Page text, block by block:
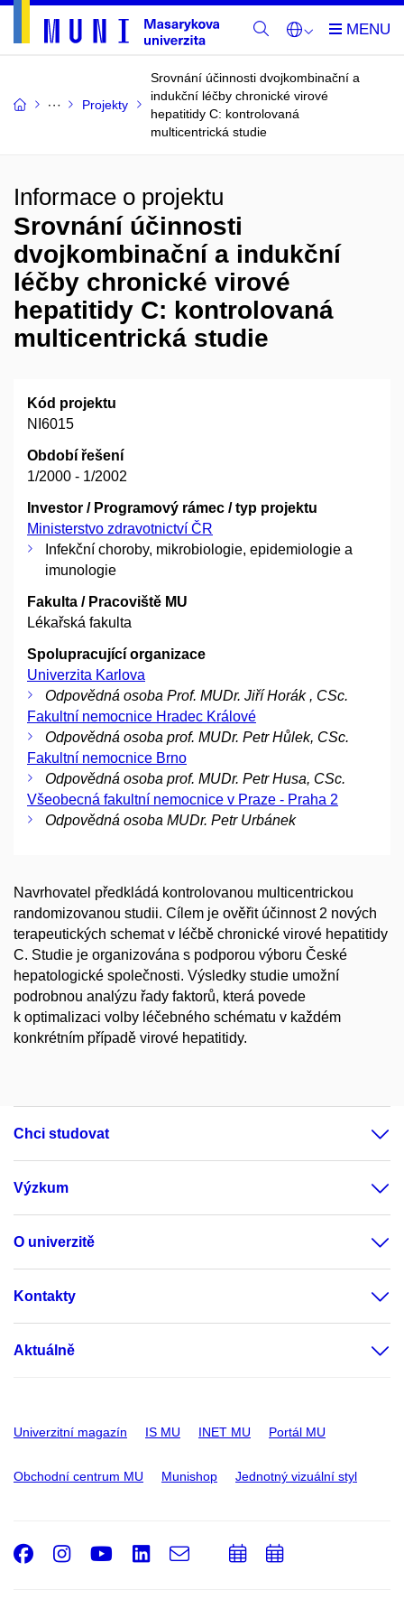
Projekty
Srovnání účinnosti dvojkombinační a
indukční léčby chronické virové
hepatitidy C: kontrolovaná
multicentrická studie
Informace o projektu
Srovnání účinnosti
dvojkombinační a indukční
léčby chronické virové
hepatitidy C: kontrolovaná
multicentrická studie
Kód projektu
NI6015
Období řešení
1/2000 - 1/2002
Investor / Programový rámec / typ projektu
Ministerstvo zdravotnictví ČR
Infekční choroby, mikrobiologie, epidemiologie a
imunologie
Fakulta / Pracoviště MU
Lékařská fakulta
Spolupracující organizace
Univerzita Karlova
Odpovědná osoba Prof. MUDr. Jiří Horák , CSc.
Fakultní nemocnice Hradec Králové
Odpovědná osoba prof. MUDr. Petr Hůlek, CSc.
Fakultní nemocnice Brno
Odpovědná osoba prof. MUDr. Petr Husa, CSc.
Všeobecná fakultní nemocnice v Praze - Praha 2
Odpovědná osoba MUDr. Petr Urbánek
Navrhovatel předkládá kontrolovanou multicentrickou
randomizovanou studii. Cílem je ověřit účinnost 2 nových
terapeutických schemat v léčbě chronické virové hepatitidy
C. Studie je organizována s podporou výboru České
hepatologické společnosti. Výsledky studie umožní
podrobnou analýzu řady faktorů, která povede
k optimalizaci volby léčebného schématu v každém
konkrétním případě virové hepatitidy.
Chci studovat
Výzkum
O univerzitě
Kontakty
Aktuálně
Univerzitní magazín IS MU INET MU Portál MU
Obchodní centrum MU Munishop Jednotný vizuální styl
Facebook
Instagram
Youtube
LinkedIn
e-
PřidatPřidat